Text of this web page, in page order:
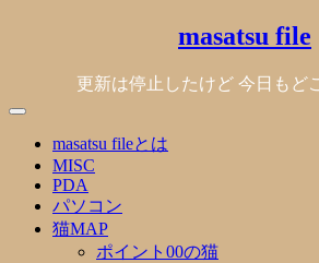
masatsu file
更新は停止したけど 今日もど
masatsu fileとは
MISC
PDA
パソコン
猫MAP
ポイント00の猫